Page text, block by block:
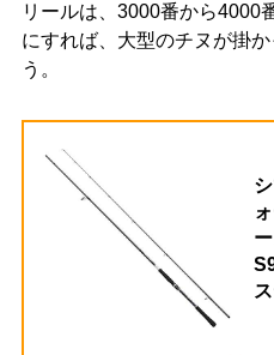
リールは、3000番から4000
にすれば、大型のチヌが掛
う。